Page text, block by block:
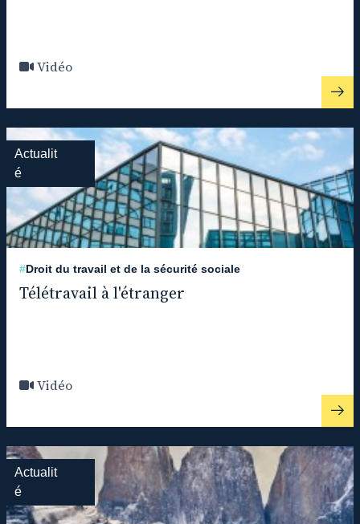
Vidéo
Actualit
é
#Droit du travail et de la sécurité sociale
Télétravail à l'étranger
Vidéo
Actualit
é